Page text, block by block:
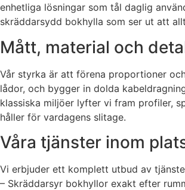
enhetliga lösningar som tål daglig
skräddarsydd bokhylla som ser ut att
Mått, material och
Vår styrka är att förena proportioner
lådor, och bygger in dolda
klassiska miljöer lyfter vi fram profiler,
håller för vardagens slitage.
Våra tjänster inom
Vi erbjuder ett komplett utbud av
– Skräddarsyr bokhyllor exakt efter